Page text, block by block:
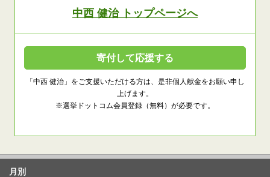
中西 健治 トップページへ
寄付して応援する
「中西 健治」をご支援いただける方は、是非個人献金をお願い申し
上げます。
※選挙ドットコム会員登録（無料）が必要です。
月別